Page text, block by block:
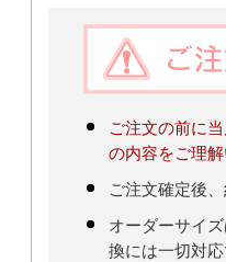
ご注文の前に
の内容をご理
ご注文確定後
オーダーサイ
換には一切対